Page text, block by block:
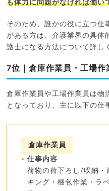
も体力に問題がなければ働い
そのため、誰かの役に立つ仕
がある方は、介護業界の具体
護士になる方法について詳し
7位｜倉庫作業員・工場作
倉庫作業員や工場作業員は物
となっており、主に以下の仕
倉庫作業員
仕事内容
荷物の荷下ろし/収納・
キング・梱包作業・ラ